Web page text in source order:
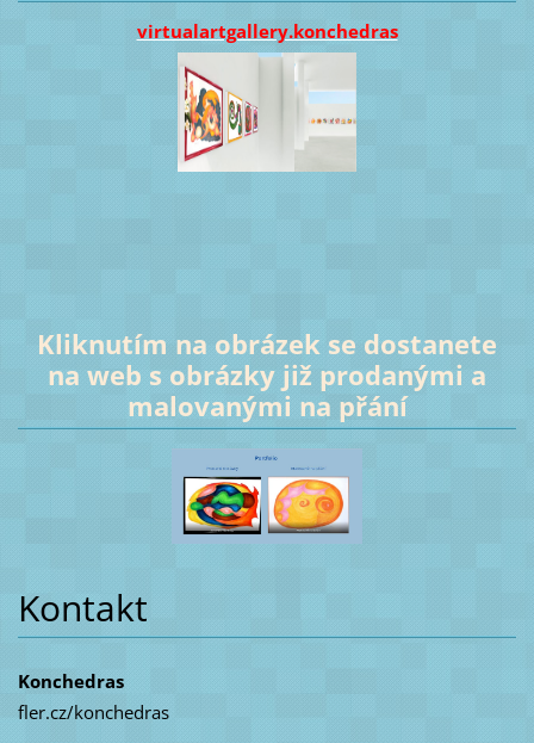
virtualartgallery.konchedras
Kliknutím na obrázek se dostanete
na web s obrázky již prodanými a
malovanými na přání
Kontakt
Konchedras
fler.cz/konchedras